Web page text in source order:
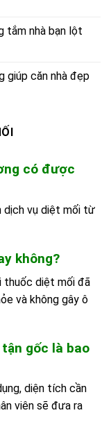
tắm nhà bạn lột
giúp căn nhà đẹp
có được
dịch vụ diệt mối từ
không?
thuốc diệt mối đã
và không gây ô
gốc là bao
diện tích cần
viên sẽ đưa ra